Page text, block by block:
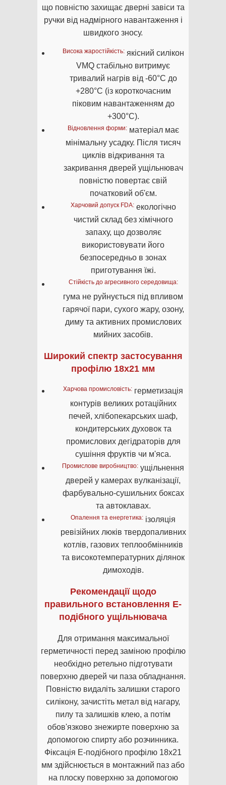
що повністю захищає дверні завіси та
ручки від надмірного навантаження і
швидкого зносу.
Висока жаростійкість:якісний силікон
VMQ стабільно витримує
тривалий нагрів від -60°C до
+280°C (із короткочасним
піковим навантаженням до
+300°C).
Відновлення форми:матеріал має
мінімальну усадку. Після тисяч
циклів відкривання та
закривання дверей ущільнювач
повністю повертає свій
початковий об'єм.
Харчовий допуск FDA:екологічно
чистий склад без хімічного
запаху, що дозволяє
використовувати його
безпосередньо в зонах
приготування їжі.
Стійкість до агресивного середовища:
гума не руйнується під впливом
гарячої пари, сухого жару, озону,
диму та активних промислових
мийних засобів.
Широкий спектр застосування
профілю 18х21 мм
Харчова промисловість: герметизація
контурів великих ротаційних
печей, хлібопекарських шаф,
кондитерських духовок та
промислових дегідраторів для
сушіння фруктів чи м'яса.
Промислове виробництво: ущільнення
дверей у камерах вулканізації,
фарбувально-сушильних боксах
та автоклавах.
Опалення та енергетика: ізоляція
ревізійних люків твердопаливних
котлів, газових теплообмінників
та високотемпературних ділянок
димоходів.
Рекомендації щодо
правильного встановлення Е-
подібного ущільнювача
Для отримання максимальної
герметичності перед заміною профілю
необхідно ретельно підготувати
поверхню дверей чи паза обладнання.
Повністю видаліть залишки старого
силікону, зачистіть метал від нагару,
пилу та залишків клею, а потім
обов'язково знежирте поверхню за
допомогою спирту або розчинника.
Фіксація Е-подібного профілю 18х21
мм здійснюється в монтажний паз або
на плоску поверхню за допомогою